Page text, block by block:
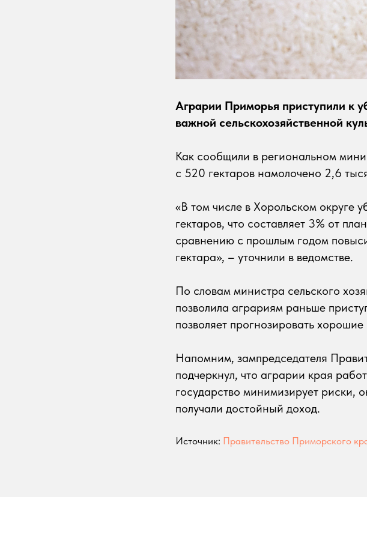
Аграрии Приморья приступили к
важной сельскохозяйственной
Как сообщили в региональном
с 520 гектаров намолочено 2,6
«В том числе в Хорольском округе
гектаров, что составляет 3% от
сравнению с прошлым годом
гектара», – уточнили в ведомстве.
По словам министра сельского
позволила аграриям раньше
позволяет прогнозировать
Напомним, зампредседателя
подчеркнул, что аграрии края
государство минимизирует риски,
получали достойный доход.
Источник: Правительство Приморского